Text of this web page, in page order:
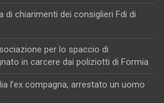
di chiarimenti dei consiglieri Fdi di
per lo spaccio di
in carcere dai poliziotti di Formia
l’ex compagna, arrestato un uomo